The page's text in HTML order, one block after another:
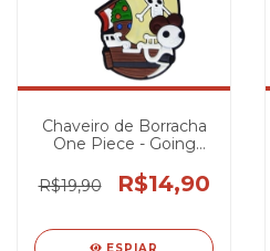
Chaveiro de Borracha
One Piece - Going
R$19,90
R$14,90